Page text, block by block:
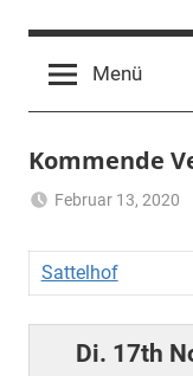
Menü
Kommende
Februar 13, 2020
Sattelhof
Di. 17th